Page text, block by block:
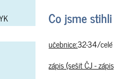
Co jsme
učebnice:32-34/celé
zápis (sešit ČJ -